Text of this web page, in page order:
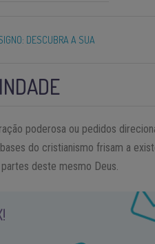
DESCUBRA A SUA
poderosa ou pedidos
do cristianismo frisam a
deste mesmo Deus.